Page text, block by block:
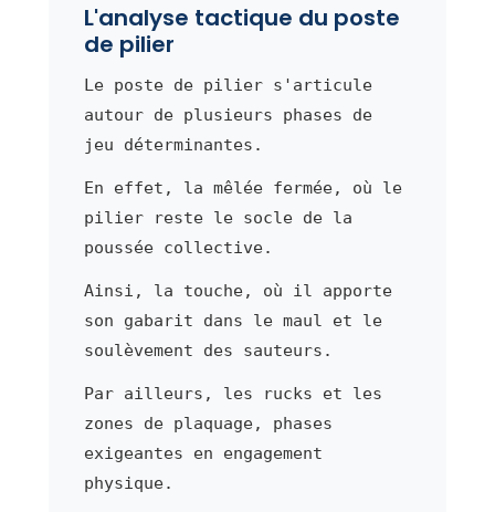
L'analyse tactique du poste
de pilier
Le poste de pilier s'articule
autour de plusieurs phases de
jeu déterminantes.
En effet, la mêlée fermée, où le
pilier reste le socle de la
poussée collective.
Ainsi, la touche, où il apporte
son gabarit dans le maul et le
soulèvement des sauteurs.
Par ailleurs, les rucks et les
zones de plaquage, phases
exigeantes en engagement
physique.